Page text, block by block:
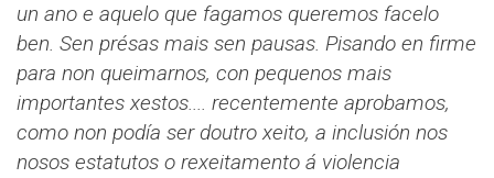
un ano e aquelo que fagamos queremos facelo
ben. Sen présas mais sen pausas. Pisando en firme
para non queimarnos, con pequenos mais
importantes xestos.... recentemente aprobamos,
como non podía ser doutro xeito, a inclusión nos
nosos estatutos o rexeitamento á violencia